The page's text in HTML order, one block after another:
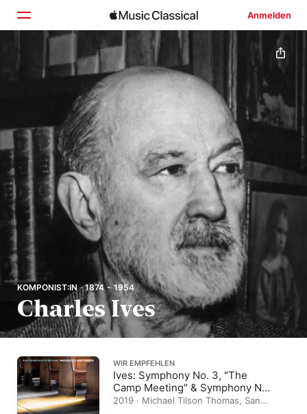
Anmelden
Startseite
Entdecken
Suchen
KOMPONIST:IN · 1874 - 1954
Charles Ives
WIR EMPFEHLEN
Ives: Symphony No. 3, "The
Camp Meeting" & Symphony No.
4
2019 · Michael Tilson Thomas, San